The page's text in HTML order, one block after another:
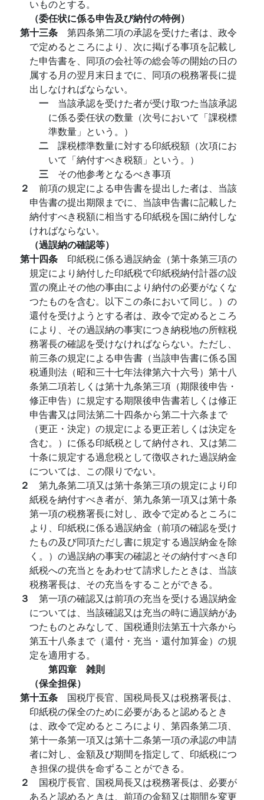
いものとする。
（委任状に係る申告及び納付の特例）
第十三条 第四条第二項の承認を受けた者は、政令
で定めるところにより、次に掲げる事項を記載し
た申告書を、同項の会社等の総会等の開始の日の
属する月の翌月末日までに、同項の税務署長に提
出しなければならない。
一 当該承認を受けた者が受け取つた当該承認
に係る委任状の数量（次号において「課税標
準数量」という。）
二 課税標準数量に対する印紙税額（次項にお
いて「納付すべき税額」という。）
三 その他参考となるべき事項
２ 前項の規定による申告書を提出した者は、当該
申告書の提出期限までに、当該申告書に記載した
納付すべき税額に相当する印紙税を国に納付しな
ければならない。
（過誤納の確認等）
第十四条 印紙税に係る過誤納金（第十条第三項の
規定により納付した印紙税で印紙税納付計器の設
置の廃止その他の事由により納付の必要がなくな
つたものを含む。以下この条において同じ。）の
還付を受けようとする者は、政令で定めるところ
により、その過誤納の事実につき納税地の所轄税
務署長の確認を受けなければならない。ただし、
前三条の規定による申告書（当該申告書に係る国
税通則法（昭和三十七年法律第六十六号）第十八
条第二項若しくは第十九条第三項（期限後申告・
修正申告）に規定する期限後申告書若しくは修正
申告書又は同法第二十四条から第二十六条まで
（更正・決定）の規定による更正若しくは決定を
含む。）に係る印紙税として納付され、又は第二
十条に規定する過怠税として徴収された過誤納金
については、この限りでない。
２ 第九条第二項又は第十条第三項の規定により印
紙税を納付すべき者が、第九条第一項又は第十条
第一項の税務署長に対し、政令で定めるところに
より、印紙税に係る過誤納金（前項の確認を受け
たもの及び同項ただし書に規定する過誤納金を除
く。）の過誤納の事実の確認とその納付すべき印
紙税への充当とをあわせて請求したときは、当該
税務署長は、その充当をすることができる。
３ 第一項の確認又は前項の充当を受ける過誤納金
については、当該確認又は充当の時に過誤納があ
つたものとみなして、国税通則法第五十六条から
第五十八条まで（還付・充当・還付加算金）の規
定を適用する。
第四章 雑則
（保全担保）
第十五条 国税庁長官、国税局長又は税務署長は、
印紙税の保全のために必要があると認めるとき
は、政令で定めるところにより、第四条第二項、
第十一条第一項又は第十二条第一項の承認の申請
者に対し、金額及び期間を指定して、印紙税につ
き担保の提供を命ずることができる。
２ 国税庁長官、国税局長又は税務署長は、必要が
あると認めるときは、前項の金額又は期間を変更